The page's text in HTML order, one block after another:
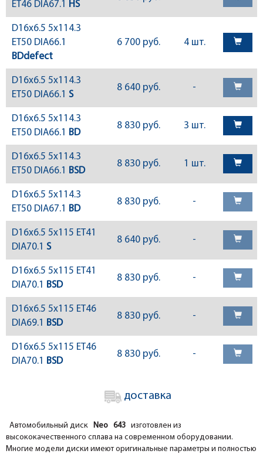
ET46 DIA67.1
HS
D16x6.5 5x114.3
ET50 DIA66.1
BDdefect
6 700 руб. 4 шт.
D16x6.5 5x114.3
ET50 DIA66.1 S
8 640 руб. -
D16x6.5 5x114.3
ET50 DIA66.1 BD
8 830 руб. 3 шт.
D16x6.5 5x114.3
ET50 DIA66.1 BSD
8 830 руб. 1 шт.
D16x6.5 5x114.3
ET50 DIA67.1 BD
8 830 руб. -
D16x6.5 5x115 ET41
DIA70.1 S
8 640 руб. -
D16x6.5 5x115 ET41
DIA70.1 BSD
8 830 руб. -
D16x6.5 5x115 ET46
DIA69.1 BSD
8 830 руб. -
D16x6.5 5x115 ET46
DIA70.1 BSD
8 830 руб. -
доставка
Автомобильный диск Neo 643 изготовлен из
высококачественного сплава на современном оборудовании.
Многие модели диски имеют оригинальные параметры и полностью